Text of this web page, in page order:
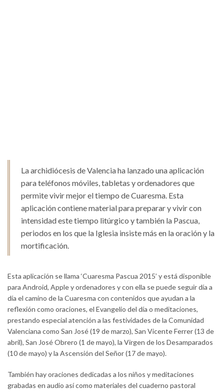
La archidiócesis de Valencia ha lanzado una aplicación
para teléfonos móviles, tabletas y ordenadores que
permite vivir mejor el tiempo de Cuaresma. Esta
aplicación contiene material para preparar y vivir con
intensidad este tiempo litúrgico y también la Pascua,
periodos en los que la Iglesia insiste más en la oración y la
mortificación.
Esta aplicación se llama ‘Cuaresma Pascua 2015’ y está disponible
para Android, Apple y ordenadores y con ella se puede seguir día a
día el camino de la Cuaresma con contenidos que ayudan a la
reflexión como oraciones, el Evangelio del día o meditaciones,
prestando especial atención a las festividades de la Comunidad
Valenciana como San José (19 de marzo), San Vicente Ferrer (13 de
abril), San José Obrero (1 de mayo), la Virgen de los Desamparados
(10 de mayo) y la Ascensión del Señor (17 de mayo).
También hay oraciones dedicadas a los niños y meditaciones
grabadas en audio así como materiales del cuaderno pastoral